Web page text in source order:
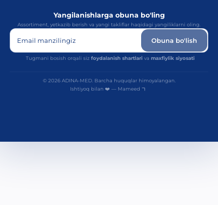
Yangilanishlarga obuna bo'ling
Assortiment, yetkazib berish va yangi takliflar haqidagi yangiliklarni oling.
Email manzilingiz Obuna bo'lish
Tugmani bosish orqali siz foydalanish shartlari va maxfiylik siyosati
© 2026 ADINA-MED. Barcha huquqlar himoyalangan.
Ishtiyoq bilan ❤️ — Mameed